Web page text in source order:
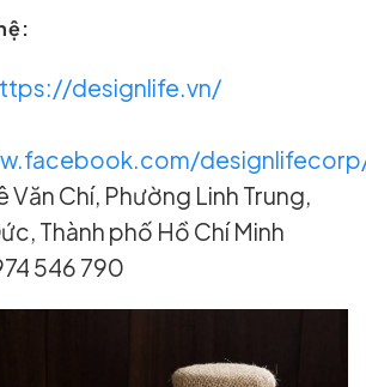
designlife.vn/
Văn Chí, Phường Linh Trung,
Thành phố Hồ Chí Minh
546 790